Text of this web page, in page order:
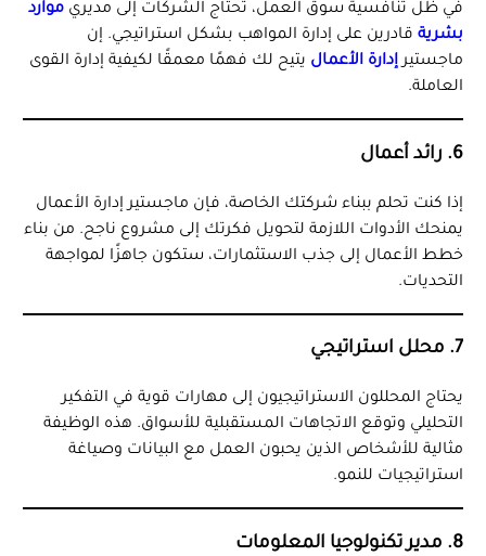
في ظل تنافسية سوق العمل، تحتاج الشركات إلى مديري موارد
بشرية قادرين على إدارة المواهب بشكل استراتيجي. إن
ماجستيرإدارة الأعمال يتيح لك فهمًا معمقًا لكيفية إدارة القوى
العاملة.
6. رائد أعمال
إذا كنت تحلم ببناء شركتك الخاصة، فإن ماجستير إدارة الأعمال
يمنحك الأدوات اللازمة لتحويل فكرتك إلى مشروع ناجح. من بناء
خطط الأعمال إلى جذب الاستثمارات، ستكون جاهزًا لمواجهة
التحديات.
7. محلل استراتيجي
يحتاج المحللون الاستراتيجيون إلى مهارات قوية في التفكير
التحليلي وتوقع الاتجاهات المستقبلية للأسواق. هذه الوظيفة
مثالية للأشخاص الذين يحبون العمل مع البيانات وصياغة
استراتيجيات للنمو.
8. مدير تكنولوجيا المعلومات